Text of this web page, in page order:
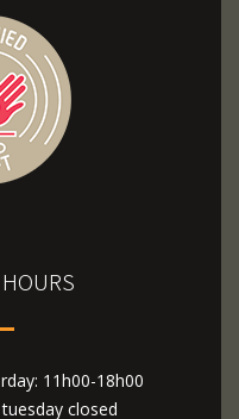
11h00-18h00
closed